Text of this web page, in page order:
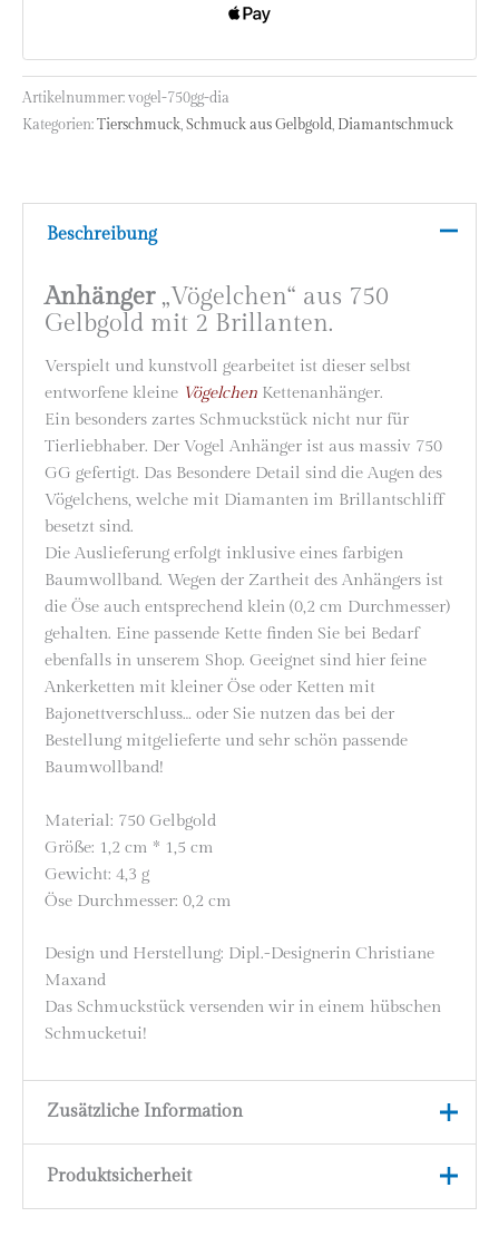
Artikelnummer:vogel-750gg-dia
Kategorien:Tierschmuck,Schmuck aus Gelbgold, Diamantschmuck
Beschreibung
Anhänger„Vögelchen“ aus 750
Gelbgold mit 2 Brillanten.
Verspielt und kunstvoll gearbeitet ist dieser selbst
entworfene kleine VögelchenKettenanhänger.
Ein besonders zartes Schmuckstück nicht nur für
Tierliebhaber. Der Vogel Anhänger ist aus massiv 750
GG gefertigt. Das Besondere Detail sind die Augen des
Vögelchens, welche mit Diamanten im Brillantschliff
besetzt sind.
Die Auslieferung erfolgt inklusive eines farbigen
Baumwollband. Wegen der Zartheit des Anhängers ist
die Öse auch entsprechend klein (0,2 cm Durchmesser)
gehalten. Eine passende Kette finden Sie bei Bedarf
ebenfalls in unserem Shop. Geeignet sind hier feine
Ankerketten mit kleiner Öse oder Ketten mit
Bajonettverschluss… oder Sie nutzen das bei der
Bestellung mitgelieferte und sehr schön passende
Baumwollband!
Material: 750 Gelbgold
Größe: 1,2 cm * 1,5 cm
Gewicht: 4,3 g
Öse Durchmesser: 0,2 cm
Design und Herstellung: Dipl.-Designerin Christiane
Maxand
Das Schmuckstück versenden wir in einem hübschen
Schmucketui!
Zusätzliche Information
Vögelchen groß
Produktsicherheit